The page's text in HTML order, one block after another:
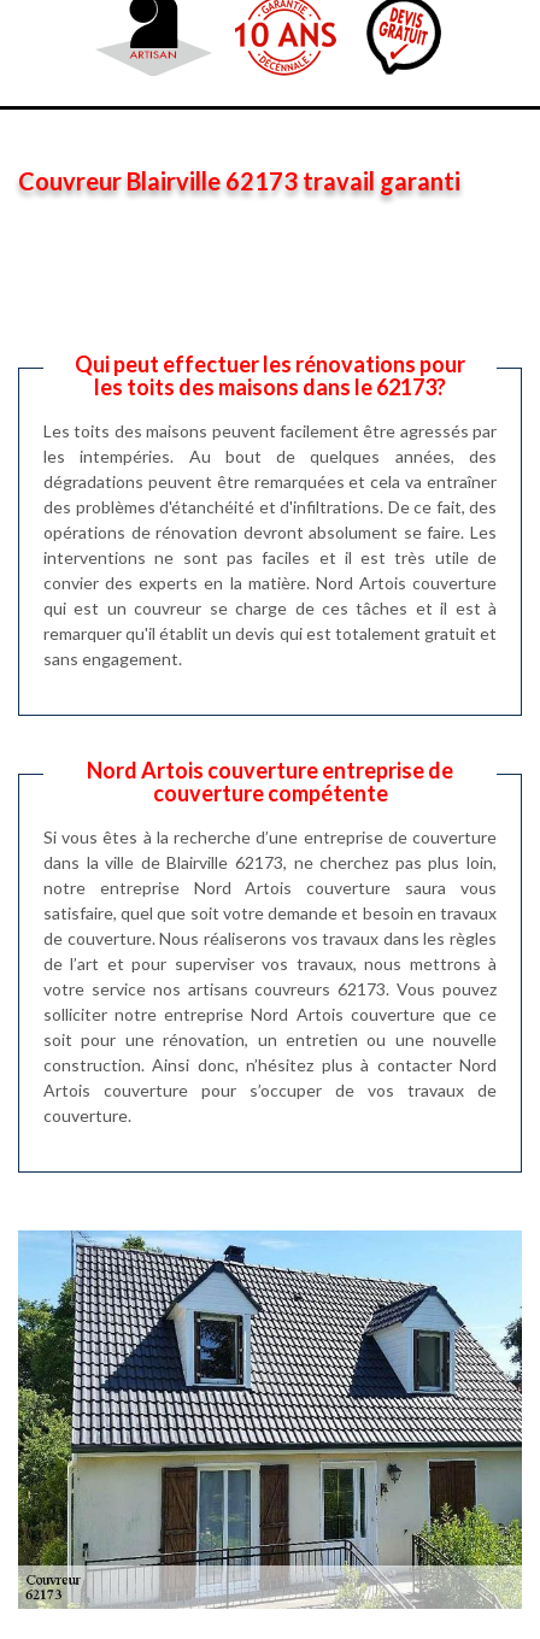
Couvreur Blairville 62173 travail garanti
Qui peut effectuer les rénovations pour
les toits des maisons dans le 62173?
Les toits des maisons peuvent facilement être agressés par
les intempéries. Au bout de quelques années, des
dégradations peuvent être remarquées et cela va entraîner
des problèmes d'étanchéité et d'infiltrations. De ce fait, des
opérations de rénovation devront absolument se faire. Les
interventions ne sont pas faciles et il est très utile de
convier des experts en la matière. Nord Artois couverture
qui est un couvreur se charge de ces tâches et il est à
remarquer qu'il établit un devis qui est totalement gratuit et
sans engagement.
Nord Artois couverture entreprise de
couverture compétente
Si vous êtes à la recherche d’une entreprise de couverture
dans la ville de Blairville 62173, ne cherchez pas plus loin,
notre entreprise Nord Artois couverture saura vous
satisfaire, quel que soit votre demande et besoin en travaux
de couverture. Nous réaliserons vos travaux dans les règles
de l’art et pour superviser vos travaux, nous mettrons à
votre service nos artisans couvreurs 62173. Vous pouvez
solliciter notre entreprise Nord Artois couverture que ce
soit pour une rénovation, un entretien ou une nouvelle
construction. Ainsi donc, n’hésitez plus à contacter Nord
Artois couverture pour s’occuper de vos travaux de
couverture.